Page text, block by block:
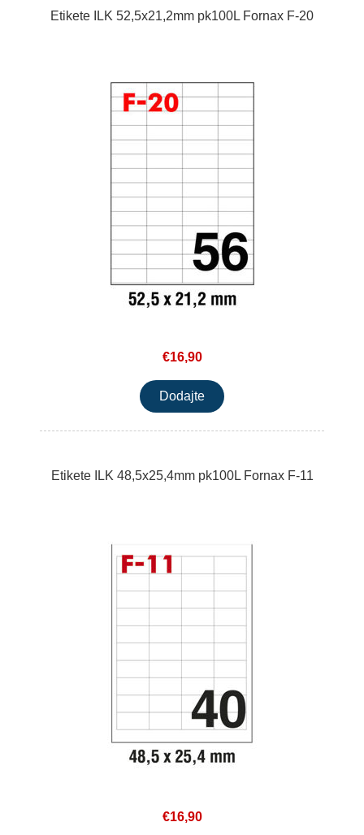
Etikete ILK 52,5x21,2mm pk100L Fornax F-20
€16,90
Etikete ILK 48,5x25,4mm pk100L Fornax F-11
€16,90